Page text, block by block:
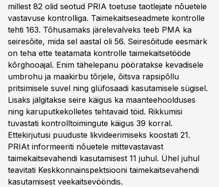
millest 82 olid seotud PRIA toetuse taotlejate nõuetele
vastavuse kontrolliga. Taimekaitseseadmete kontrolle
tehti 163. Tõhusamaks järelevalveks teeb PMA ka
seiresõite, mida sel aastal oli 56. Seiresõitude eesmärk
on teha ette teatamata kontrolle taimekaitsetööde
kõrghooajal. Enim tähelepanu pööratakse kevadisele
umbrohu ja maakirbu tõrjele, õitsva rapsipõllu
pritsimisele suvel ning glüfosaadi kasutamisele sügisel.
Lisaks jälgitakse seire käigus ka maanteehoolduses
ning karuputkekolletes tehtavaid töid. Rikkumisi
tuvastati kontrolltoimingute käigus 39 korral.
Ettekirjutusi puuduste likvideerimiseks koostati 21.
PRIAt informeeriti nõuetele mittevastavast
taimekaitsevahendi kasutamisest 11 juhul. Ühel juhul
teavitati Keskkonnainspektsiooni taimekaitsevahendi
kasutamisest veekaitsevööndis.